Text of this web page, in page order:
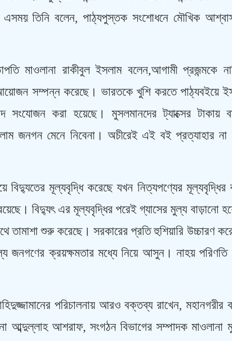
এসময় তিনি বলেন, পাঠ্যপুস্তক সংশোধনে মৌখিক
মাওলানা রাকীবুল ইসলাম বলেন,আগামী প্রজন্মকে
সম্পন্ন করেছে। ভারতকে খুশি করতে পাঠ্যবইয়ে
সংযোজন করা হয়েছে। মুসলমানদের ট্যাক্সের টাকায়
জনগন মেনে নিবেনা। অচীরেই এই বই প্রত্যাহার
বিদ্যুতের মূল্যবৃদ্ধি করেছে যখন নিত্যপণ্যের মূল্যবৃদ্ধির
বিদ্যুৎ এর মূল্যবৃদ্ধির পরেই গ্যাসের মুল্য বাড়ানো
তামাশা শুরু করেছে। সরকারের প্রতি হুশিয়ারি উচ্চারণ
জনগণের ক্রয়ক্ষমতার মধ্যে নিয়ে আসুন। নাহয়
পরিচালনায় আরও বক্তব্য রাখেন, মহানগরীর
আব্দুল্লাহ আশরাফ, সংগঠন বিভাগের সম্পাদক মাওলানা